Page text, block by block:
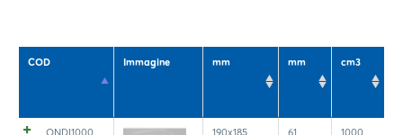
COD Immagine mm mm cm3
ONDI1000 190x185 61 1000